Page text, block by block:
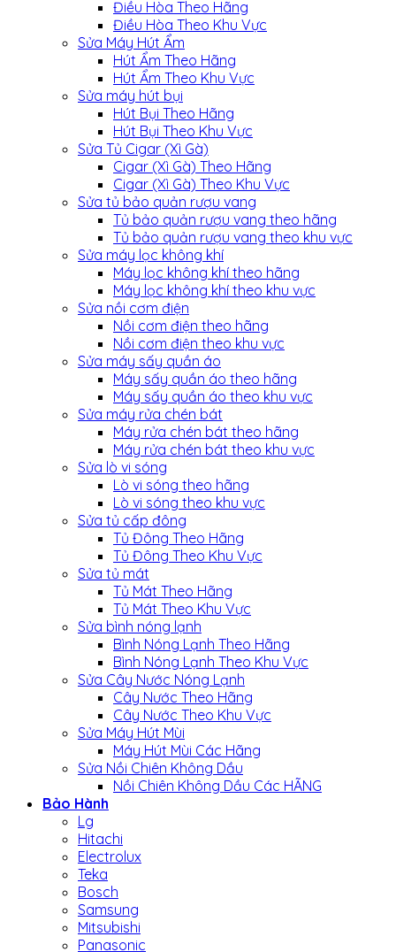
Điều Hòa Theo Hãng
Điều Hòa Theo Khu Vực
Sửa Máy Hút Ẩm
Hút Ẩm Theo Hãng
Hút Ẩm Theo Khu Vực
Sửa máy hút bụi
Hút Bụi Theo Hãng
Hút Bụi Theo Khu Vực
Sửa Tủ Cigar (Xì Gà)
Cigar (Xì Gà) Theo Hãng
Cigar (Xì Gà) Theo Khu Vực
Sửa tủ bảo quản rượu vang
Tủ bảo quản rượu vang theo hãng
Tủ bảo quản rượu vang theo khu vực
Sửa máy lọc không khí
Máy lọc không khí theo hãng
Máy lọc không khí theo khu vực
Sửa nồi cơm điện
Nồi cơm điện theo hãng
Nồi cơm điện theo khu vực
Sửa máy sấy quần áo
Máy sấy quần áo theo hãng
Máy sấy quần áo theo khu vực
Sửa máy rửa chén bát
Máy rửa chén bát theo hãng
Máy rửa chén bát theo khu vực
Sửa lò vi sóng
Lò vi sóng theo hãng
Lò vi sóng theo khu vực
Sửa tủ cấp đông
Tủ Đông Theo Hãng
Tủ Đông Theo Khu Vực
Sửa tủ mát
Tủ Mát Theo Hãng
Tủ Mát Theo Khu Vực
Sửa bình nóng lạnh
Bình Nóng Lạnh Theo Hãng
Bình Nóng Lạnh Theo Khu Vực
Sửa Cây Nước Nóng Lạnh
Cây Nước Theo Hãng
Cây Nước Theo Khu Vực
Sửa Máy Hút Mùi
Máy Hút Mùi Các Hãng
Sửa Nồi Chiên Không Dầu
Nồi Chiên Không Dầu Các HÃNG
Bảo Hành
Lg
Hitachi
Electrolux
Teka
Bosch
Samsung
Mitsubishi
Panasonic